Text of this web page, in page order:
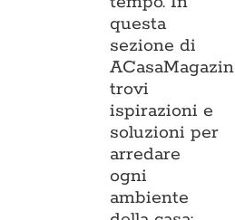
questa
sezione di
trovi
ispirazioni e
soluzioni per
arredare
ogni
ambiente